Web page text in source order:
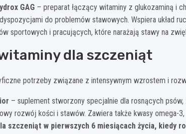
GAG – preparat łączący witaminy z glukozaminą i
do problemów stawowych. Wspiera układ
sportowych i pracujących, które narażają stawy na
dla szczeniąt
potrzeby związane z intensywnym wzrostem i
– suplement stworzony specjalnie dla rosnących
rozwój kości i stawów. Zawiera także kwasy omega-
szczeniąt w pierwszych 6 miesiącach życia, kiedy